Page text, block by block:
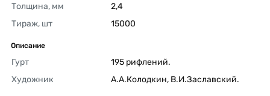
Толщина, мм
2,4
Тираж, шт
15000
Описание
Гурт
195 рифлений.
Художник
А.А.Колодкин, В.И.Заславский.